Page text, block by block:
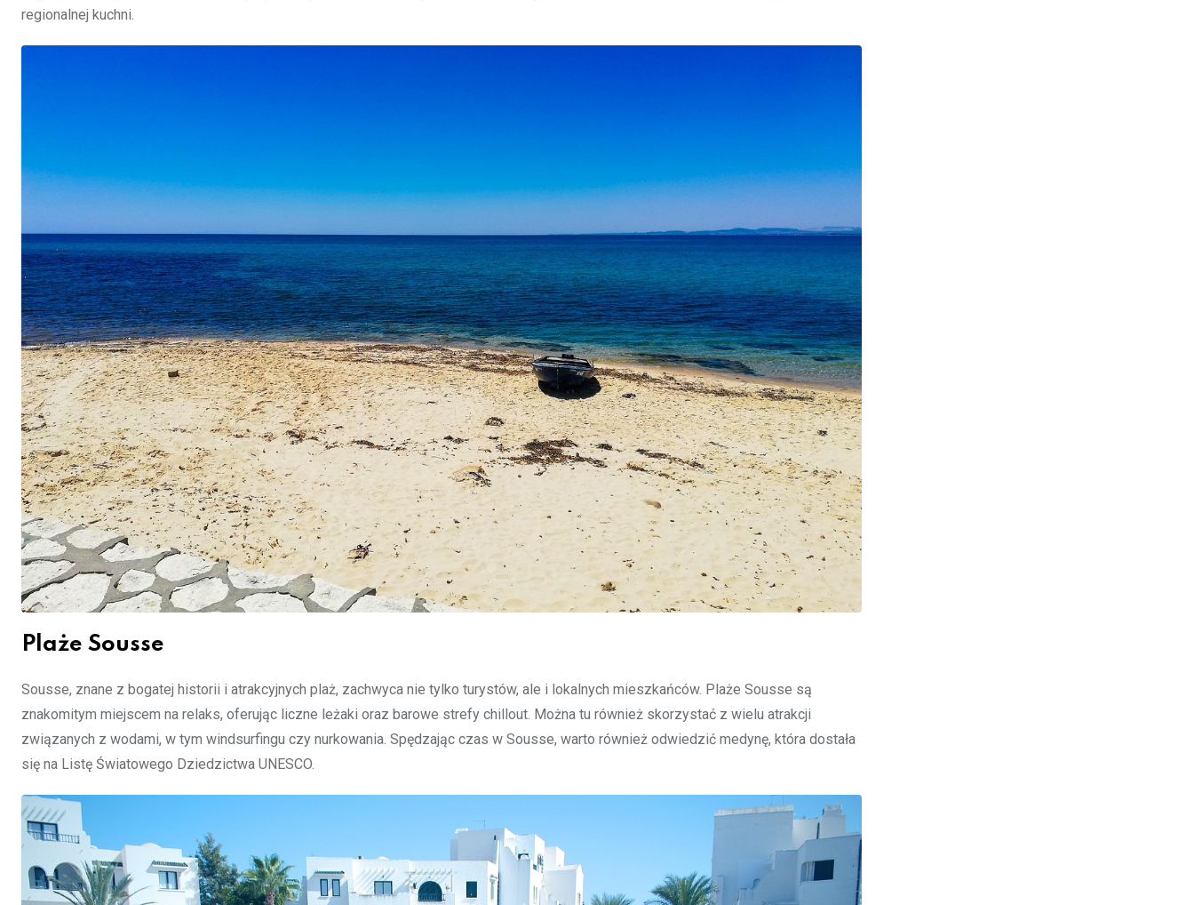
regionalnej kuchni.
Plaże Sousse
Sousse, znane z bogatej historii i atrakcyjnych plaż, zachwyca nie tylko turystów, ale i lokalnych mieszkańców. Plaże Sousse są
znakomitym miejscem na relaks, oferując liczne leżaki oraz barowe strefy chillout. Można tu również skorzystać z wielu atrakcji
związanych z wodami, w tym windsurfingu czy nurkowania. Spędzając czas w Sousse, warto również odwiedzić medynę, która dostała
się na Listę Światowego Dziedzictwa UNESCO.